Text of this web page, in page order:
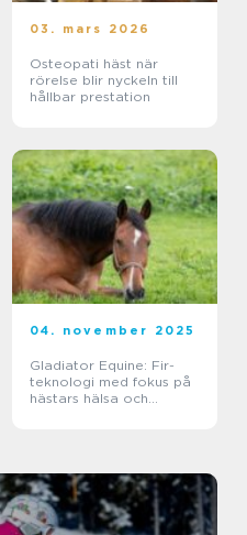
03. mars 2026
Osteopati häst när
rörelse blir nyckeln till
hållbar prestation
04. november 2025
Gladiator Equine: Fir-
teknologi med fokus på
hästars hälsa och